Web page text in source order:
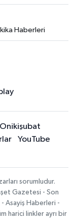
Haberleri
Onikişubat
YouTube
sorumludur.
Gazetesi - Son
Asayiş Haberleri -
harici linkler ayrı bir